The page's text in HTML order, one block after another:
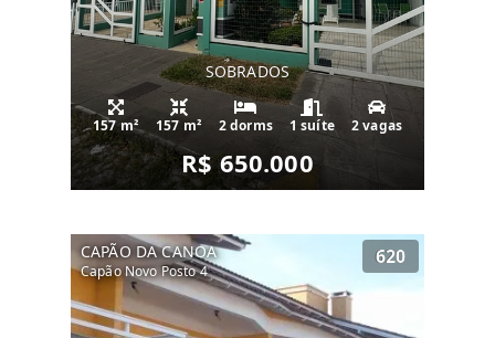
SOBRADOS
157 m² 157 m² 2 dorms 1 suíte 2 vagas
R$ 650.000
CAPÃO DA CANOA
Capão Novo Posto 4
620